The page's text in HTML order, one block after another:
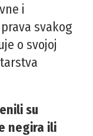
i
svakog
o svojoj
su
negira ili